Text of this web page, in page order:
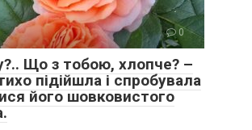
0
Що з тобою, хлопче? –
підійшла і спробувала
його шовковистого